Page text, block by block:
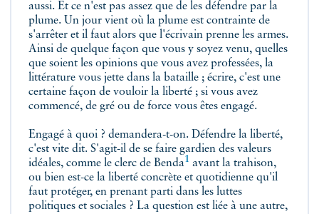
aussi. Et ce n'est pas assez que de les défendre par la
plume. Un jour vient où la plume est contrainte de
s'arrêter et il faut alors que l'écrivain prenne les armes.
Ainsi de quelque façon que vous y soyez venu, quelles
que soient les opinions que vous avez professées, la
littérature vous jette dans la bataille ; écrire, c'est une
certaine façon de vouloir la liberté ; si vous avez
commencé, de gré ou de force vous êtes engagé.
Engagé à quoi ? demandera-t-on. Défendre la liberté,
c'est vite dit. S'agit-il de se faire gardien des valeurs
idéales, comme le clerc de Benda1 avant la trahison,
ou bien est-ce la liberté concrète et quotidienne qu'il
faut protéger, en prenant parti dans les luttes
politiques et sociales ? La question est liée à une autre,